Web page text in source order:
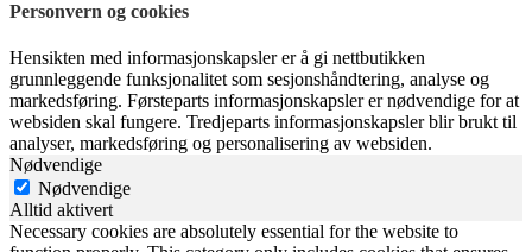
Personvern og cookies
Hensikten med informasjonskapsler er å gi nettbutikken
grunnleggende funksjonalitet som sesjonshåndtering, analyse og
markedsføring. Førsteparts informasjonskapsler er nødvendige for at
websiden skal fungere. Tredjeparts informasjonskapsler blir brukt til
analyser, markedsføring og personalisering av websiden.
Nødvendige
Nødvendige
Alltid aktivert
Necessary cookies are absolutely essential for the website to